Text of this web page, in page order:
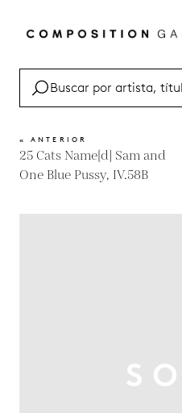
« ANTERIOR
25 Cats Name[d] Sam and
One Blue Pussy, IV.58B